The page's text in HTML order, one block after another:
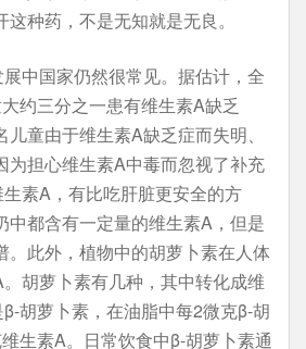
种药，不是无知就是无良。
中国家仍然很常见。据估计，全
约三分之一患有维生素A缺乏
童由于维生素A缺乏症而失明、
为担心维生素A中毒而忽视了补充
素A，有比吃肝脏更安全的方
中都含有一定量的维生素A，但是
。此外，植物中的胡萝卜素在人体
胡萝卜素有几种，其中转化成维
胡萝卜素，在油脂中每2微克β-胡
生素A。日常饮食中β-胡萝卜素通